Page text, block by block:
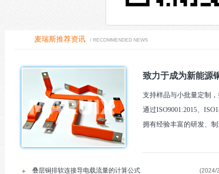
麦瑞斯推荐资讯 / RECOMMENDED NEWS
致力于成为新能源
支持样品与小批量定制
通过ISO9001:2015、
拥有经验丰富的研发、
(2024/
叠层铜排软连接导电载流量的计算公式